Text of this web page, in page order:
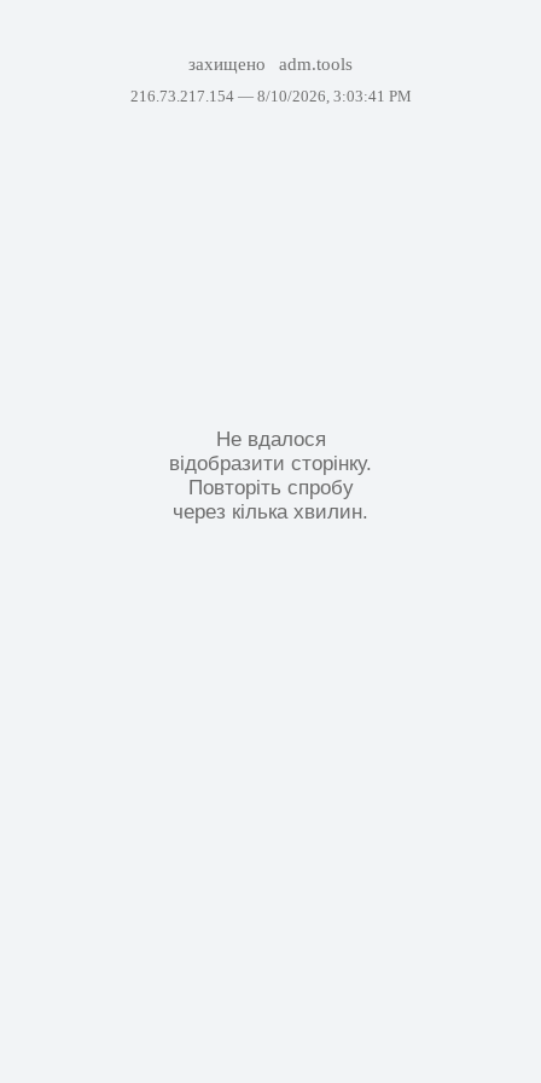
захищено adm.tools
216.73.217.154 — 8/10/2026, 3:03:41 PM
Не вдалося
відобразити сторінку.
Повторіть спробу
через кілька хвилин.